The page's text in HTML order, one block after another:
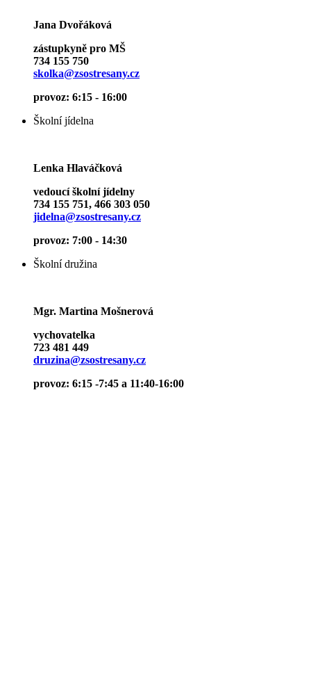
Jana Dvořáková
zástupkyně pro MŠ
734 155 750
skolka@zsostresany.cz
provoz: 6:15 - 16:00
Školní jídelna
Lenka Hlaváčková
vedoucí školní jídelny
734 155 751, 466 303 050
jidelna@zsostresany.cz
provoz: 7:00 - 14:30
Školní družina
Mgr. Martina Mošnerová
vychovatelka
723 481 449
druzina@zsostresany.cz
provoz: 6:15 -7:45 a 11:40-16:00